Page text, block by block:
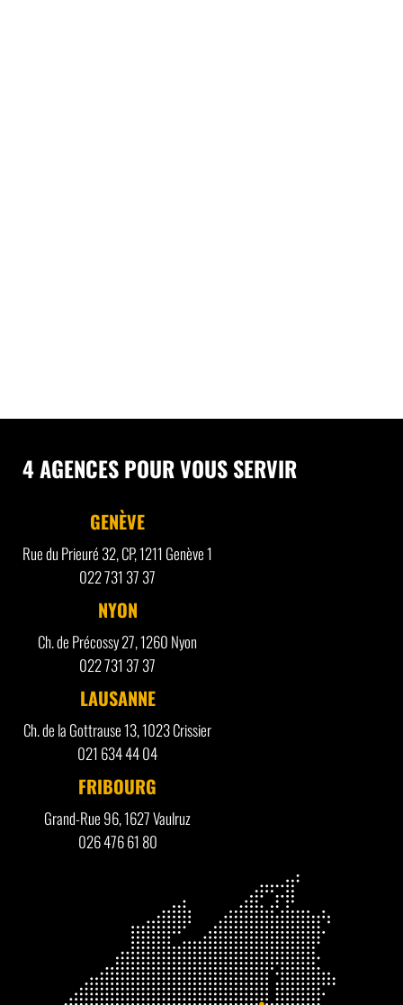
4 AGENCES POUR VOUS SERVIR
GENÈVE
Rue du Prieuré 32, CP, 1211 Genève 1
022 731 37 37
NYON
Ch. de Précossy 27, 1260 Nyon
022 731 37 37
LAUSANNE
Ch. de la Gottrause 13, 1023 Crissier
021 634 44 04
FRIBOURG
Grand-Rue 96, 1627 Vaulruz
026 476 61 80